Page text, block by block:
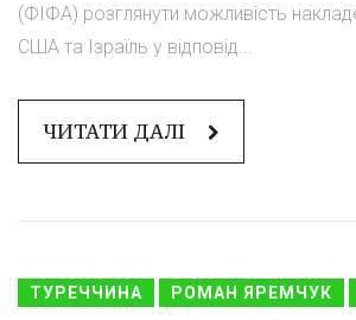
(ФІФА) розглянути можливість
США та Ізраїль у відповід...
ЧИТАТИ ДАЛІ
ТУРЕЧЧИНА РОМАН ЯРЕМЧУК